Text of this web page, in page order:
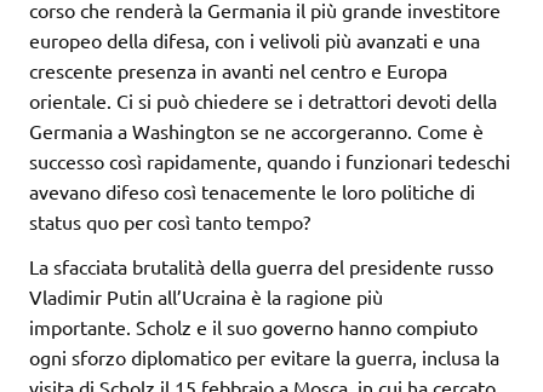
corso che renderà la Germania il più grande investitore
europeo della difesa, con i velivoli più avanzati e una
crescente presenza in avanti nel centro e Europa
orientale. Ci si può chiedere se i detrattori devoti della
Germania a Washington se ne accorgeranno. Come è
successo così rapidamente, quando i funzionari tedeschi
avevano difeso così tenacemente le loro politiche di
status quo per così tanto tempo?
La sfacciata brutalità della guerra del presidente russo
Vladimir Putin all’Ucraina è la ragione più
importante. Scholz e il suo governo hanno compiuto
ogni sforzo diplomatico per evitare la guerra, inclusa la